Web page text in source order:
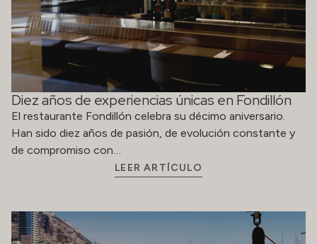
Diez años de experiencias únicas en Fondillón
El restaurante Fondillón celebra su décimo aniversario.
Han sido diez años de pasión, de evolución constante y
de compromiso con…
LEER ARTÍCULO